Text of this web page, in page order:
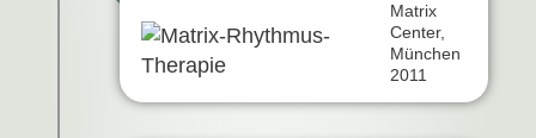
Matrix
Center,
München
2011